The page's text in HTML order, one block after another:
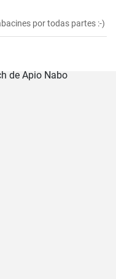
por todas partes :-)